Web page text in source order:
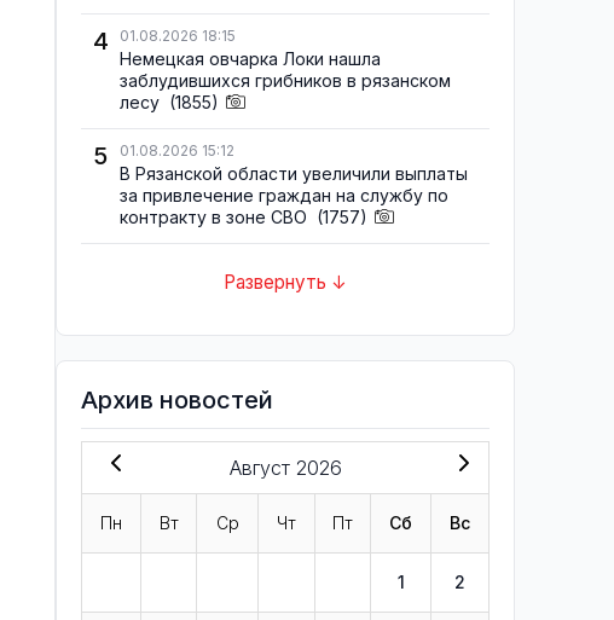
4 01.08.2026 18:15
Немецкая овчарка Локи нашла
заблудившихся грибников в рязанском
лесу (1855)
5 01.08.2026 15:12
В Рязанской области увеличили выплаты
за привлечение граждан на службу по
контракту в зоне СВО (1757)
Развернуть ↓
Архив новостей
Август 2026
Пн Вт Ср Чт Пт Сб Вс
1 2